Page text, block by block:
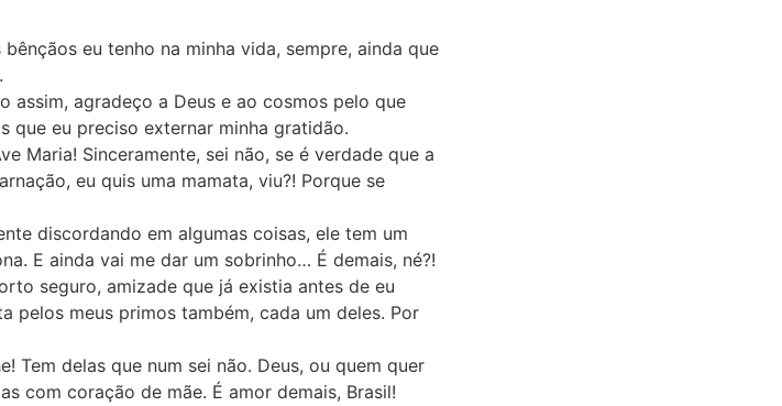
eu tenho na minha vida, sempre, ainda que
assim, agradeço a Deus e ao cosmos pelo que
que eu preciso externar minha gratidão.
Maria! Sinceramente, sei não, se é verdade que a
eu quis uma mamata, viu?! Porque se
discordando em algumas coisas, ele tem um
E ainda vai me dar um sobrinho… É demais, né?!
seguro, amizade que já existia antes de eu
pelos meus primos também, cada um deles. Por
Tem delas que num sei não. Deus, ou quem quer
com coração de mãe. É amor demais, Brasil!